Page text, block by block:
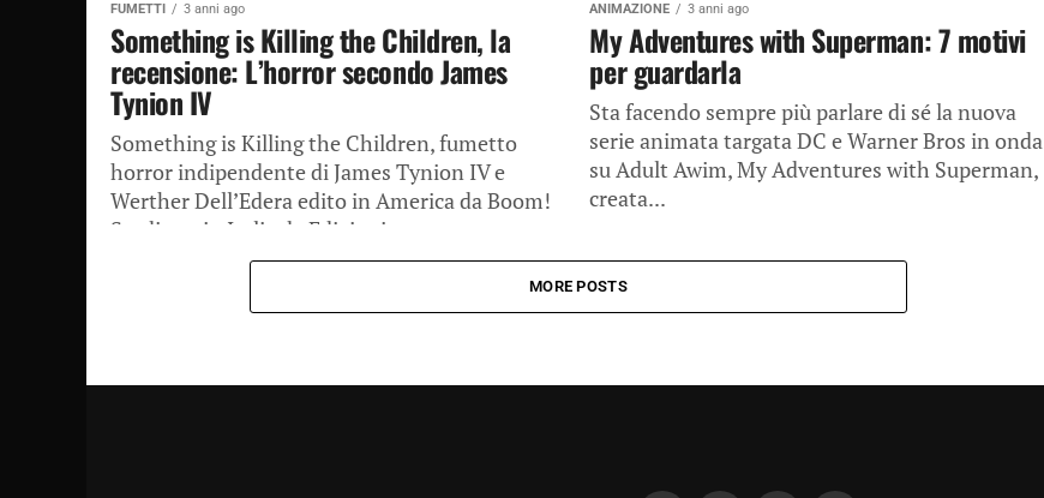
FUMETTI 3 anni ago
Something is Killing the Children, la
recensione: L’horror secondo James
Tynion IV
Something is Killing the Children, fumetto
horror indipendente di James Tynion IV e
Werther Dell’Edera edito in America da Boom!
Studios e in Italia da Edizioni...
ANIMAZIONE 3 anni ago
My Adventures with Superman: 7 motivi
per guardarla
Sta facendo sempre più parlare di sé la nuova
serie animata targata DC e Warner Bros in onda
su Adult Awim, My Adventures with Superman,
creata...
MORE POSTS